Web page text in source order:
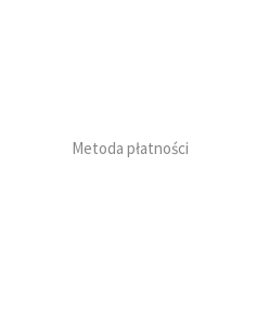
Metoda płatności